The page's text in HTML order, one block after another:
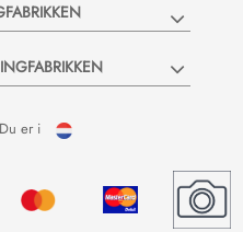
Du er i